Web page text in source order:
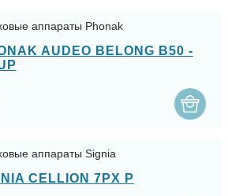
аппараты Phonak
AUDEO BELONG B50 -
аппараты Signia
CELLION 7PX P